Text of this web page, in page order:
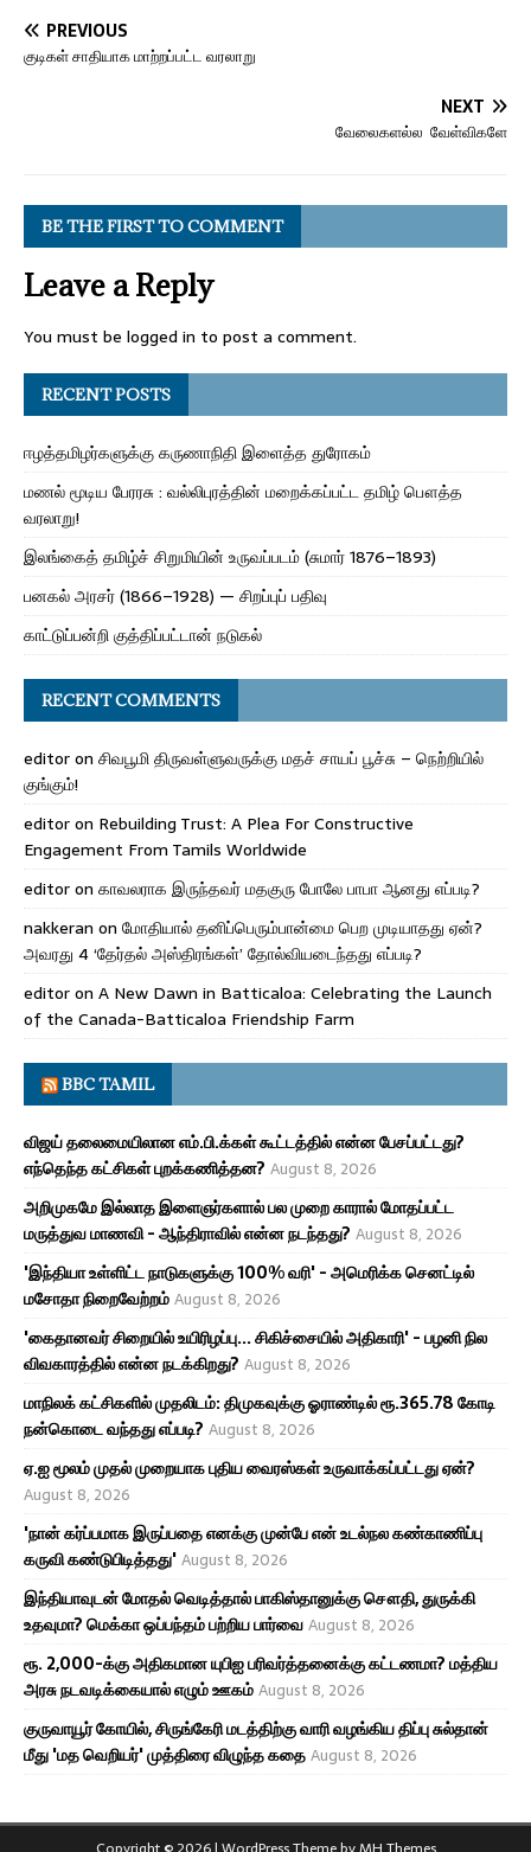
PREVIOUS
குடிகள் சாதியாக மாற்றப்பட்ட வரலாறு
NEXT
வேலைகளல்ல வேள்விகளே
BE THE FIRST TO COMMENT
Leave a Reply
You must be logged in to post a comment.
RECENT POSTS
ஈழத்தமிழர்களுக்கு கருணாநிதி இளைத்த துரோகம்
மணல் மூடிய பேரரசு : வல்லிபுரத்தின் மறைக்கப்பட்ட தமிழ் பௌத்த
வரலாறு!
இலங்கைத் தமிழ்ச் சிறுமியின் உருவப்படம் (சுமார் 1876–1893)
பனகல் அரசர் (1866–1928) — சிறப்புப் பதிவு
காட்டுப்பன்றி குத்திப்பட்டான் நடுகல்
RECENT COMMENTS
editoron சிவபூமி திருவள்ளுவருக்கு மதச் சாயப் பூச்சு – நெற்றியில்
குங்கும்!
editoron Rebuilding Trust: A Plea For Constructive
Engagement From Tamils Worldwide
editoron காவலராக இருந்தவர் மதகுரு போலே பாபா ஆனது எப்படி?
nakkeran on மோதியால் தனிப்பெரும்பான்மை பெற முடியாதது ஏன்?
அவரது 4 ‘தேர்தல் அஸ்திரங்கள்’ தோல்வியடைந்தது எப்படி?
editoron A New Dawn in Batticaloa: Celebrating the Launch
of the Canada-Batticaloa Friendship Farm
BBC TAMIL
விஜய் தலைமையிலான எம்.பி.க்கள் கூட்டத்தில் என்ன பேசப்பட்டது?
எந்தெந்த கட்சிகள் புறக்கணித்தன? August 8, 2026
அறிமுகமே இல்லாத இளைஞர்களால் பல முறை காரால் மோதப்பட்ட
மருத்துவ மாணவி - ஆந்திராவில் என்ன நடந்தது? August 8, 2026
'இந்தியா உள்ளிட்ட நாடுகளுக்கு 100% வரி' - அமெரிக்க செனட்டில்
மசோதா நிறைவேற்றம்August 8, 2026
'கைதானவர் சிறையில் உயிரிழப்பு... சிகிச்சையில் அதிகாரி' - பழனி நில
விவகாரத்தில் என்ன நடக்கிறது? August 8, 2026
மாநிலக் கட்சிகளில் முதலிடம்: திமுகவுக்கு ஓராண்டில் ரூ.365.78 கோடி
நன்கொடை வந்தது எப்படி? August 8, 2026
ஏ.ஐ மூலம் முதல் முறையாக புதிய வைரஸ்கள் உருவாக்கப்பட்டது ஏன்?
August 8, 2026
'நான் கர்ப்பமாக இருப்பதை எனக்கு முன்பே என் உடல்நல கண்காணிப்பு
கருவி கண்டுபிடித்தது'August 8, 2026
இந்தியாவுடன் மோதல் வெடித்தால் பாகிஸ்தானுக்கு சௌதி, துருக்கி
உதவுமா? மெக்கா ஒப்பந்தம் பற்றிய பார்வைAugust 8, 2026
ரூ. 2,000-க்கு அதிகமான யுபிஐ பரிவர்த்தனைக்கு கட்டணமா? மத்திய
அரசு நடவடிக்கையால் எழும் ஊகம்August 8, 2026
குருவாயூர் கோயில், சிருங்கேரி மடத்திற்கு வாரி வழங்கிய திப்பு சுல்தான்
மீது 'மத வெறியர்' முத்திரை விழுந்த கதைAugust 8, 2026